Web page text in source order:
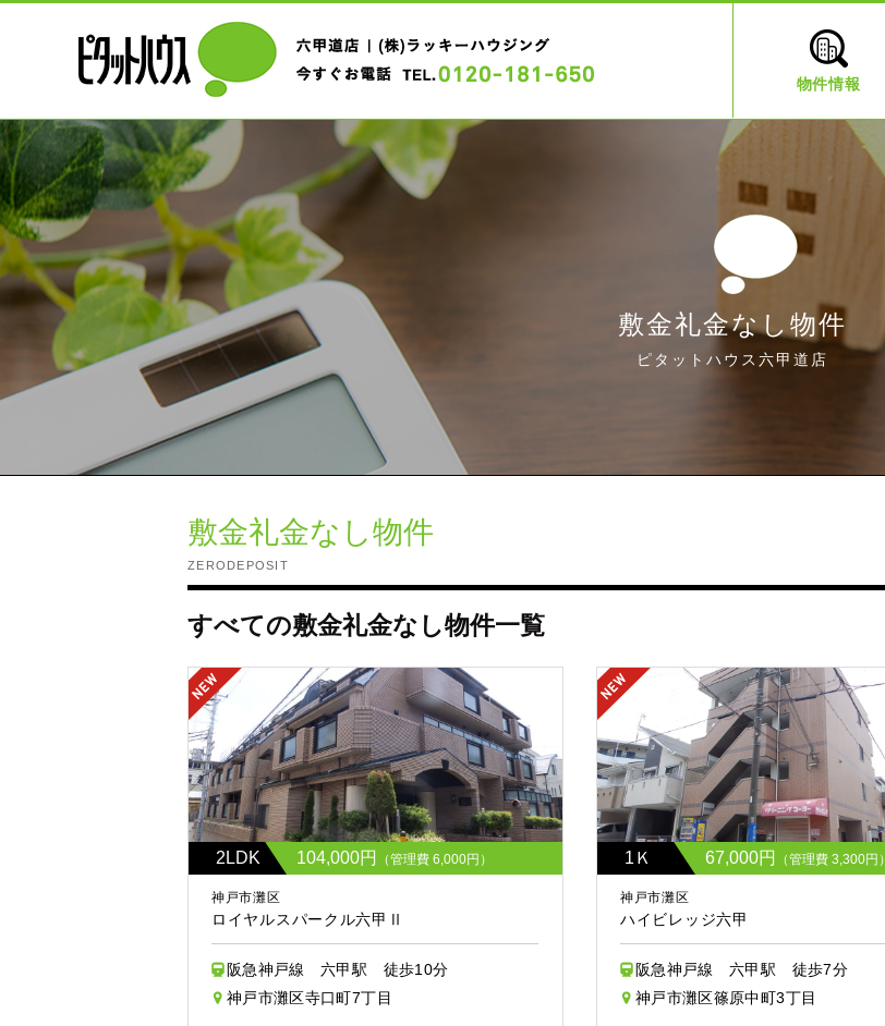
物件情報
敷金礼金なし物件
ピタットハウス六甲道店
敷金礼金なし物件
ZERODEPOSIT
すべての敷金礼金なし物件一覧
2LDK 104,000円 （管理費 6,000円）
神戸市灘区
ロイヤルスパークル六甲Ⅱ
阪急神戸線 六甲駅 徒歩10分
神戸市灘区寺口町7丁目
1Ｋ 67,000円 （管理費 3,300円）
神戸市灘区
ハイビレッジ六甲
阪急神戸線 六甲駅 徒歩7分
神戸市灘区篠原中町3丁目